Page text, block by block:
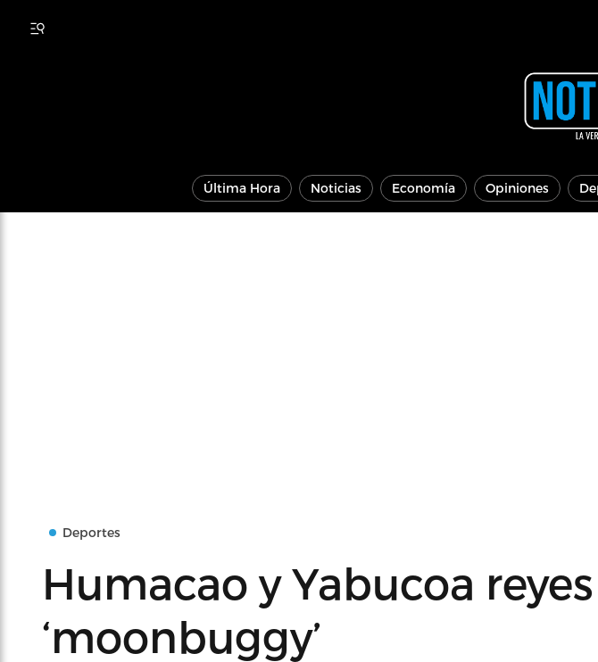
Última Hora Noticias Economía Opiniones
Deportes
Humacao y Yabucoa
‘moonbuggy’